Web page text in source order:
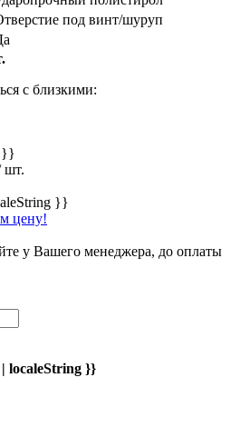
под винт/шуруп
с близкими:
}}
шт.
}}
цену!
у Вашего менеджера, до оплаты
localeString }}